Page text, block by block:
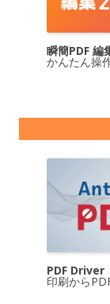
瞬簡PDF 編
かんたん操
PDF Driver
印刷から